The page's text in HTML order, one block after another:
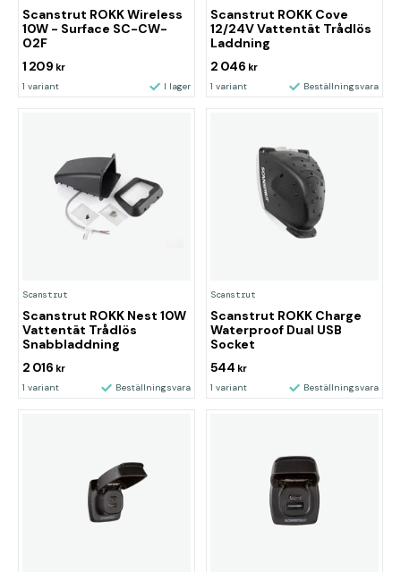
Scanstrut ROKK Wireless
10W - Surface SC-CW-
02F
1 209 kr
1 variant I lager
Scanstrut ROKK Cove
12/24V Vattentät Trådlös
Laddning
2 046 kr
1 variant Beställningsvara
Scanstrut
Scanstrut ROKK Nest 10W
Vattentät Trådlös
Snabbladdning
2 016 kr
1 variant Beställningsvara
Scanstrut
Scanstrut ROKK Charge
Waterproof Dual USB
Socket
544 kr
1 variant Beställningsvara